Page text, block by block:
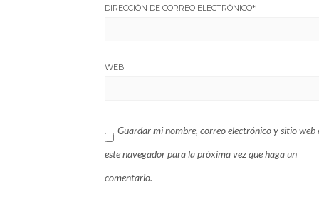
DIRECCIÓN DE CORREO ELECTRÓNICO*
WEB
Guardar mi nombre, correo electrónico y sitio web
este navegador para la próxima vez que haga un
comentario.